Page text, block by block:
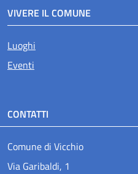
VIVERE IL COMUNE
Luoghi
Eventi
CONTATTI
Comune di Vicchio
Via Garibaldi, 1